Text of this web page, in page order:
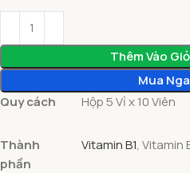
Thêm Vào
Mua
Quy cách
Hộp 5 Vỉ x 10 Viên
Thành
phần
Vitamin B1, Vitamin